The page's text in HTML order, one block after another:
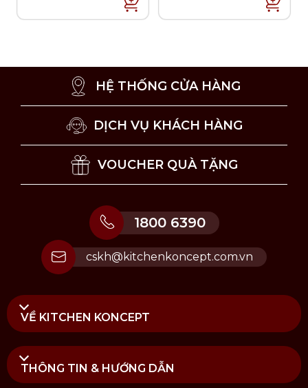
HỆ THỐNG CỬA HÀNG
DỊCH VỤ KHÁCH HÀNG
VOUCHER QUÀ TẶNG
1800 6390
cskh@kitchenkoncept.com.vn
VỀ KITCHEN KONCEPT
THÔNG TIN & HƯỚNG DẪN